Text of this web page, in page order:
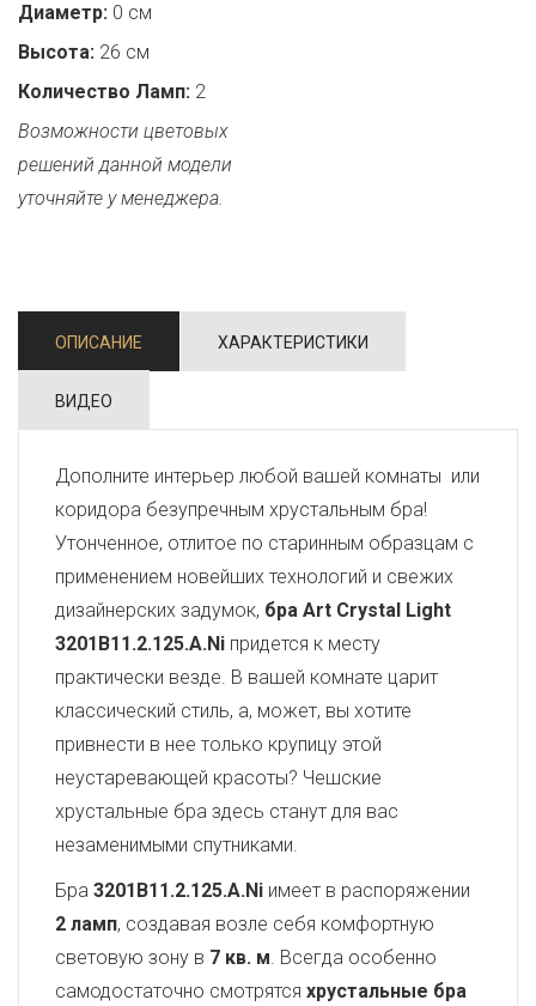
Диаметр: 0 см
Высота: 26 см
Количество Ламп: 2
Возможности цветовых
решений данной модели
уточняйте у менеджера.
ОПИСАНИЕ ХАРАКТЕРИСТИКИ
ВИДЕО
Дополните интерьер любой вашей комнаты или
коридора безупречным хрустальным бра!
Утонченное, отлитое по старинным образцам с
применением новейших технологий и свежих
дизайнерских задумок, бра Art Crystal Light
3201B11.2.125.A.Ni придется к месту
практически везде. В вашей комнате царит
классический стиль, а, может, вы хотите
привнести в нее только крупицу этой
неустаревающей красоты? Чешские
хрустальные бра здесь станут для вас
незаменимыми спутниками.
Бра 3201B11.2.125.A.Ni имеет в распоряжении
2 ламп, создавая возле себя комфортную
световую зону в 7 кв. м. Всегда особенно
самодостаточно смотрятся хрустальные бра